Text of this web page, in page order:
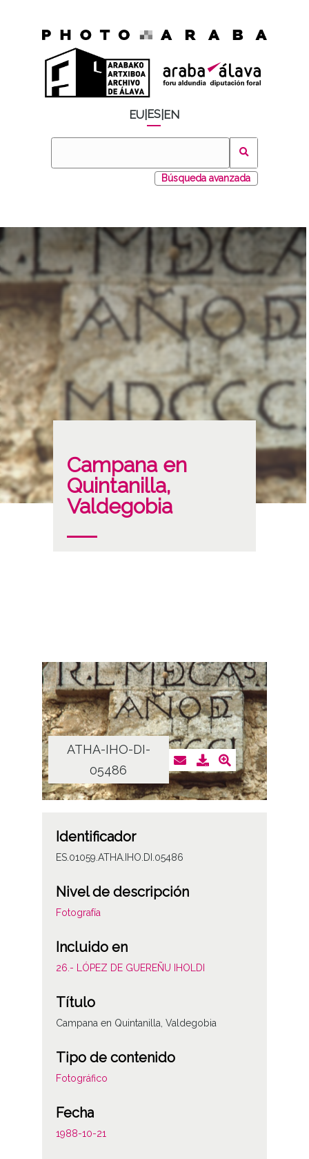
EU ES EN
Búsqueda avanzada
Campana en
Quintanilla,
Valdegobia
ATHA-IHO-DI-
05486
Identificador
ES.01059.ATHA.IHO.DI.05486
Nivel de descripción
Fotografía
Incluido en
26.- LÓPEZ DE GUEREÑU IHOLDI
Título
Campana en Quintanilla, Valdegobia
Tipo de contenido
Fotográfico
Fecha
1988-10-21